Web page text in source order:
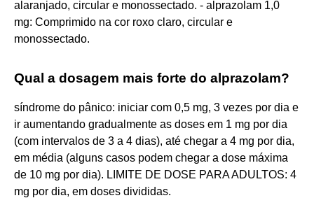
alaranjado, circular e monossectado. - alprazolam 1,0
mg: Comprimido na cor roxo claro, circular e
monossectado.
Qual a dosagem mais forte do alprazolam?
síndrome do pânico: iniciar com 0,5 mg, 3 vezes por dia e
ir aumentando gradualmente as doses em 1 mg por dia
(com intervalos de 3 a 4 dias), até chegar a 4 mg por dia,
em média (alguns casos podem chegar a dose máxima
de 10 mg por dia). LIMITE DE DOSE PARA ADULTOS: 4
mg por dia, em doses divididas.